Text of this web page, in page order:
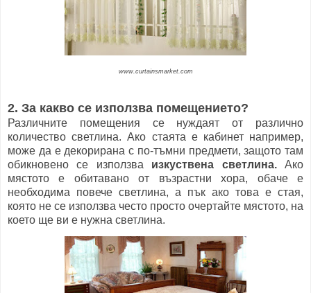
www.curtainsmarket.com
2. За какво се използва помещението?
Различните помещения се нуждаят от различно
количество светлина. Ако стаята е кабинет например,
може да е декорирана с по-тъмни предмети, защото там
обикновено се използва изкуствена светлина.Ако
мястото е обитавано от възрастни хора, обаче е
необходима повече светлина, а пък ако това е стая,
която не се използва често просто очертайте мястото, на
което ще ви е нужна светлина.